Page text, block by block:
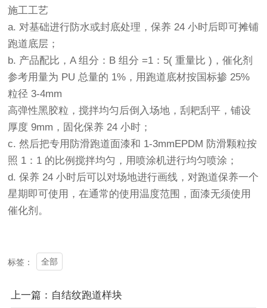
施工工艺
a. 对基础进行防水或封底处理，保养 24 小时后即可摊铺
跑道底层；
b. 产品配比，A 组分：B 组分 =1：5( 重量比 )，催化剂
参考用量为 PU 总量的 1%，用跑道底材按国标掺 25%
粒径 3-4mm
高弹性黑胶粒，搅拌均匀后倒入场地，刮耙刮平，铺设
厚度 9mm，固化保养 24 小时；
c. 然后把专用防滑跑道面漆和 1-3mmEPDM 防滑颗粒按
照 1：1 的比例搅拌均匀，用喷涂机进行均匀喷涂；
d. 保养 24 小时后可以对场地进行画线，对跑道保养一个
星期即可使用，在通常的使用温度范围，面漆无须使用
催化剂。
标签： 全部
上一篇：自结纹跑道样块